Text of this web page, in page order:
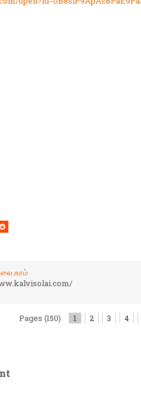
Pages (150) 1 2 3 4